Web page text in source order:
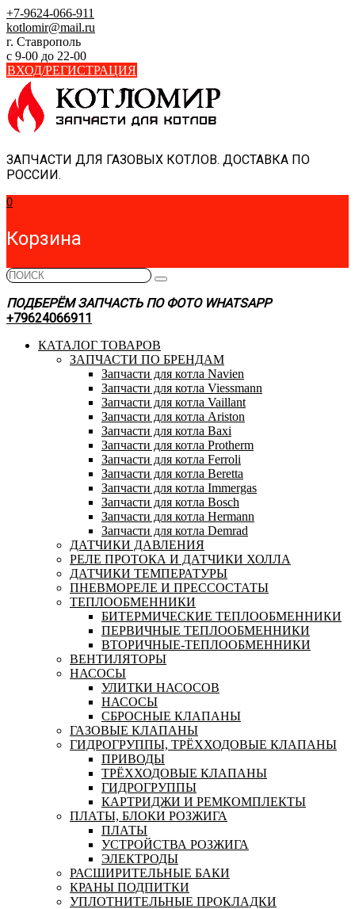
Skip
to
content
+7-9624-066-911
kotlomir@mail.ru
г. Ставрополь
с 9-00 до 22-00
ВХОД/РЕГИСТРАЦИЯ
ЗАПЧАСТИ ДЛЯ ГАЗОВЫХ КОТЛОВ. ДОСТАВКА ПО
РОССИИ.
0
Корзина
ПОДБЕРЁМ ЗАПЧАСТЬ ПО ФОТО WHATSAPP
+79624066911
КАТАЛОГ ТОВАРОВ
ЗАПЧАСТИ ПО БРЕНДАМ
Запчасти для котла Navien
Запчасти для котла Viessmann
Запчасти для котла Vaillant
Запчасти для котла Ariston
Запчасти для котла Baxi
Запчасти для котла Protherm
Запчасти для котла Ferroli
Запчасти для котла Beretta
Запчасти для котла Immergas
Запчасти для котла Bosch
Запчасти для котла Hermann
Запчасти для котла Demrad
ДАТЧИКИ ДАВЛЕНИЯ
РЕЛЕ ПРОТОКА И ДАТЧИКИ ХОЛЛА
ДАТЧИКИ ТЕМПЕРАТУРЫ
ПНЕВМОРЕЛЕ И ПРЕССОСТАТЫ
ТЕПЛООБМЕННИКИ
БИТЕРМИЧЕСКИЕ ТЕПЛООБМЕННИКИ
ПЕРВИЧНЫЕ ТЕПЛООБМЕННИКИ
ВТОРИЧНЫЕ-ТЕПЛООБМЕННИКИ
ВЕНТИЛЯТОРЫ
НАСОСЫ
УЛИТКИ НАСОСОВ
НАСОСЫ
СБРОСНЫЕ КЛАПАНЫ
ГАЗОВЫЕ КЛАПАНЫ
ГИДРОГРУППЫ, ТРЁХХОДОВЫЕ КЛАПАНЫ
ПРИВОДЫ
ТРЁХХОДОВЫЕ КЛАПАНЫ
ГИДРОГРУППЫ
КАРТРИДЖИ И РЕМКОМПЛЕКТЫ
ПЛАТЫ, БЛОКИ РОЗЖИГА
ПЛАТЫ
УСТРОЙСТВА РОЗЖИГА
ЭЛЕКТРОДЫ
РАСШИРИТЕЛЬНЫЕ БАКИ
КРАНЫ ПОДПИТКИ
УПЛОТНИТЕЛЬНЫЕ ПРОКЛАДКИ